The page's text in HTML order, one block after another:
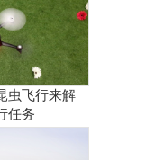
虫飞行来解
任务